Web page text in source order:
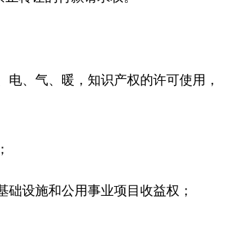
电、气、暖，知识产权的许可使用，
础设施和公用事业项目收益权；